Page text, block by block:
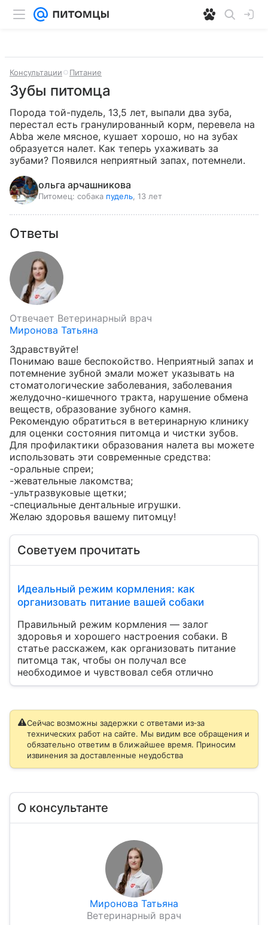
Консультации Питание
Зубы питомца
Порода той-пудель, 13,5 лет, выпали два зуба,
перестал есть гранулированный корм, перевела на
Abba желе мясное, кушает хорошо, но на зубах
образуется налет. Как теперь ухаживать за
зубами? Появился неприятный запах, потемнели.
ольга арчашникова
Питомец: собака пудель , 13 лет
Ответы
Отвечает Ветеринарный врач
Миронова Татьяна
Здравствуйте!
Понимаю ваше беспокойство. Неприятный запах и
потемнение зубной эмали может указывать на
стоматологические заболевания, заболевания
желудочно-кишечного тракта, нарушение обмена
веществ, образование зубного камня.
Рекомендую обратиться в ветеринарную клинику
для оценки состояния питомца и чистки зубов.
Для профилактики образования налета вы можете
использовать эти современные средства:
-оральные спреи;
-жевательные лакомства;
-ультразвуковые щетки;
-специальные дентальные игрушки.
Желаю здоровья вашему питомцу!
Советуем прочитать
Идеальный режим кормления: как
организовать питание вашей собаки
Правильный режим кормления — залог
здоровья и хорошего настроения собаки. В
статье расскажем, как организовать питание
питомца так, чтобы он получал все
необходимое и чувствовал себя отлично
Сейчас возможны задержки с ответами из‑за
технических работ на сайте. Мы видим все обращения и
обязательно ответим в ближайшее время. Приносим
извинения за доставленные неудобства
О консультанте
Миронова Татьяна
Ветеринарный врач